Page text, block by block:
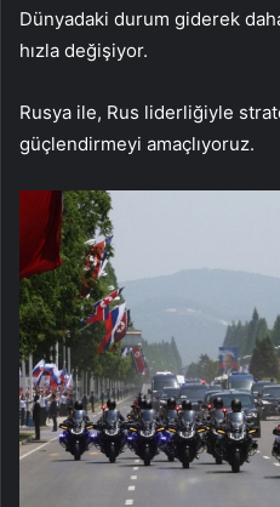
Dünyadaki durum giderek
hızla değişiyor.
Rusya ile, Rus liderliğiyle
güçlendirmeyi amaçlıyoruz.